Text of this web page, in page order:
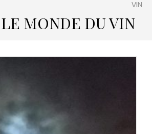
VIN
LE MONDE DU VIN